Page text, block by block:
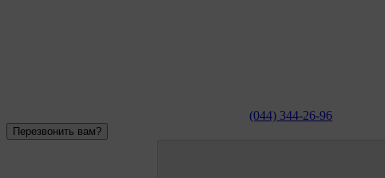
(044) 344-26-96
Перезвонить вам?